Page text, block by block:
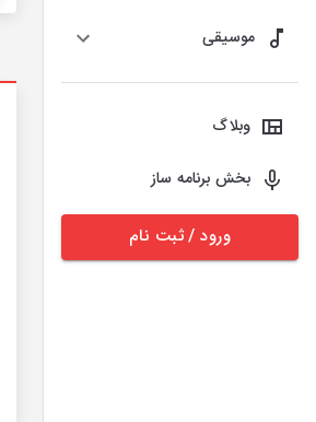
موسیقی
وبلاگ
بخش برنامه ساز
ورود / ثبت نام